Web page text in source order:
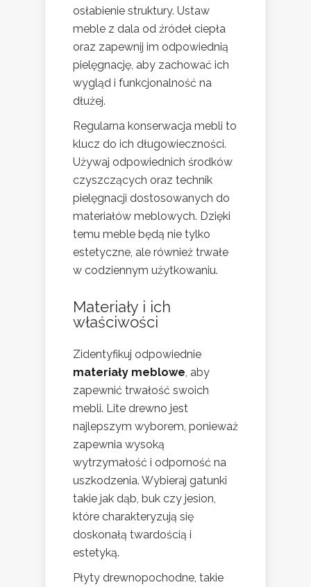
osłabienie struktury. Ustaw
meble z dala od źródeł ciepła
oraz zapewnij im odpowiednią
pielęgnację, aby zachować ich
wygląd i funkcjonalność na
dłużej.
Regularna konserwacja mebli to
klucz do ich długowieczności.
Używaj odpowiednich środków
czyszczących oraz technik
pielęgnacji dostosowanych do
materiałów meblowych. Dzięki
temu meble będą nie tylko
estetyczne, ale również trwałe
w codziennym użytkowaniu.
Materiały i ich
właściwości
Zidentyfikuj odpowiednie
materiały meblowe, aby
zapewnić trwałość swoich
mebli. Lite drewno jest
najlepszym wyborem, ponieważ
zapewnia wysoką
wytrzymałość i odporność na
uszkodzenia. Wybieraj gatunki
takie jak dąb, buk czy jesion,
które charakteryzują się
doskonałą twardością i
estetyką.
Płyty drewnopochodne, takie